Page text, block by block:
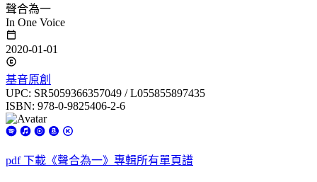
聲合為一
In One Voice
2020-01-01
基音原創
UPC: SR5059366357049 / L055855897435
ISBN: 978-0-9825406-2-6
pdf下載《聲合為一》專輯所有單頁譜